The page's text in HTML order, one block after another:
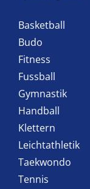
Basketball
Budo
Fitness
Fussball
Gymnastik
Handball
Klettern
Leichtathletik
Taekwondo
Tennis